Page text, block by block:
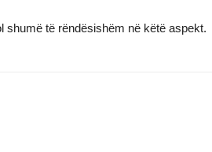
shumë të rëndësishëm në këtë aspekt.